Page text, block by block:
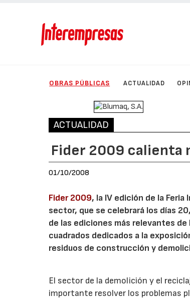
OBRAS PÚBLICAS ACTUALIDAD
ACTUALIDAD
Fider 2009 calienta
01/10/2008
Fider 2009, la IV edición de la
sector, que se celebrará los días
de las ediciones más relevantes
cuadrados dedicados a la
residuos de construcción y
El sector de la demolición y el
importante resolver los problemas